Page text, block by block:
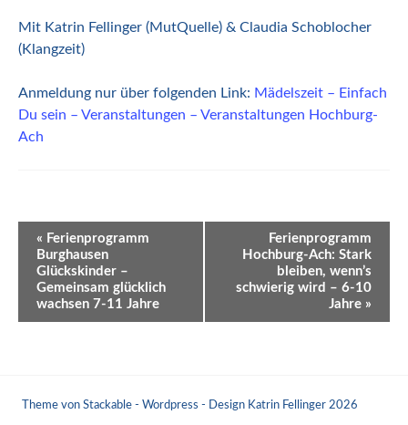
Mit Katrin Fellinger (MutQuelle) & Claudia Schoblocher
(Klangzeit)
Anmeldung nur über folgenden Link: Mädelszeit – Einfach
Du sein – Veranstaltungen – Veranstaltungen Hochburg-
Ach
Veranstaltung-
Navigation
« Ferienprogramm
Burghausen
Glückskinder –
Gemeinsam glücklich
wachsen 7-11 Jahre
Ferienprogramm
Hochburg-Ach: Stark
bleiben, wenn’s
schwierig wird – 6-10
Jahre »
Theme von Stackable - Wordpress - Design Katrin Fellinger 2026